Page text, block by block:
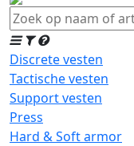
Discrete vesten
Tactische vesten
Support vesten
Press
Hard & Soft armor